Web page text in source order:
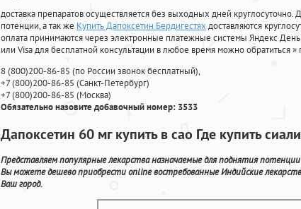
доставка препаратов осуществляется без выходных дней
потенции, а так же Купить Дапоксетин Бердигестях доставляются
оплата принимаются через электронные платежные системы Яндекс
или Visa для бесплатной консультации в любое время можно обратиться»
8(800)200-86-85 (по России звонок бесплатный),
+7(800)200-86-85 (Санкт-Петербург)
+7(800)200-86-85 (Москва)
Обязательно назовите добавочный номер: 3533
Дапоксетин 60 мг купить в сао Где купить
Представляем популярные лекарства назначаемые для поднятия
Вы можете дешево приобрести online востребованные Индийские
Ваш город.